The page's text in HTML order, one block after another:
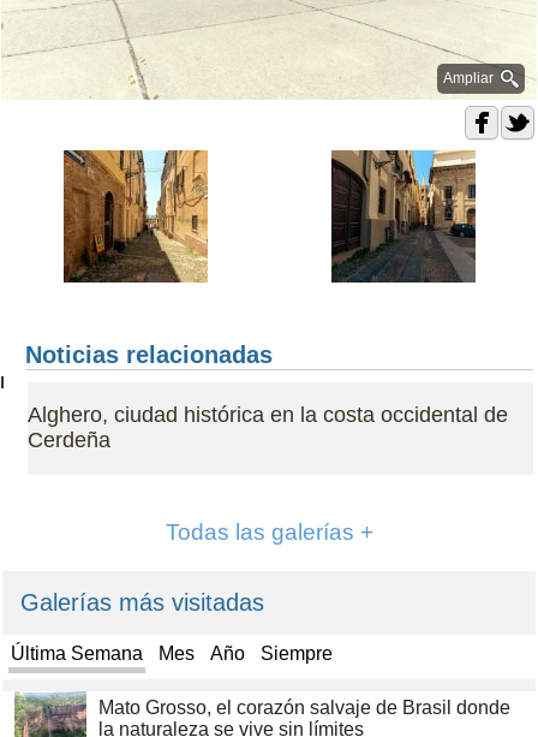
Ampliar
Noticias relacionadas
Alghero, ciudad histórica en la costa occidental de
Cerdeña
Todas las galerías +
Galerías más visitadas
Última Semana Mes Año Siempre
Mato Grosso, el corazón salvaje de Brasil donde
la naturaleza se vive sin límites